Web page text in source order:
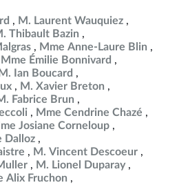
M. Laurent Wauquiez
Thibault Bazin
Mme Anne-Laure Blin
Mme Émilie Bonnivard
M. Ian Boucard
M. Xavier Breton
Fabrice Brun
Mme Cendrine Chazé
Josiane Corneloup
Dalloz
M. Vincent Descoeur
M. Lionel Duparay
Alix Fruchon